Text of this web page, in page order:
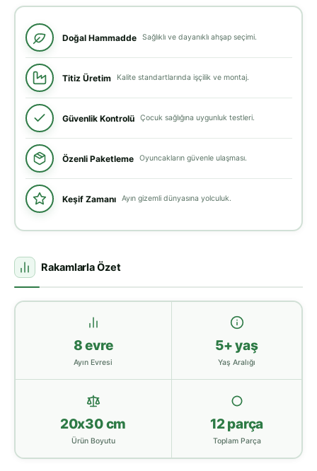
Doğal Hammadde Sağlıklı ve dayanıklı ahşap seçimi.
Titiz Üretim Kalite standartlarında işçilik ve montaj.
Güvenlik Kontrolü Çocuk sağlığına uygunluk testleri.
Özenli Paketleme Oyuncakların güvenle ulaşması.
Keşif Zamanı Ayın gizemli dünyasına yolculuk.
Rakamlarla Özet
8 evre
Ayın Evresi
5+ yaş
Yaş Aralığı
20x30 cm
Ürün Boyutu
12 parça
Toplam Parça